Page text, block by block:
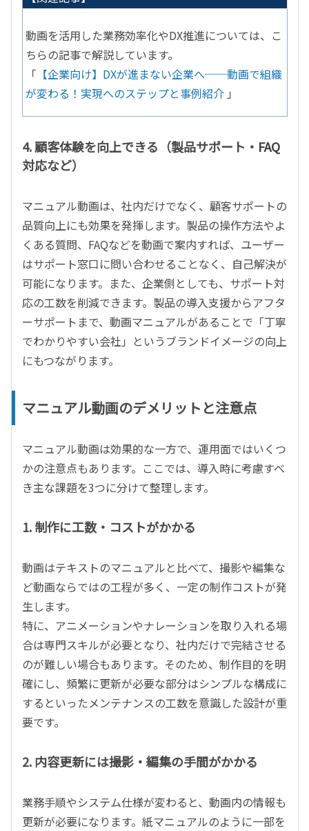
動画を活用した業務効率化やDX推進については、こ
ちらの記事で解説しています。
「 【企業向け】DXが進まない企業へ──動画で組織
が変わる！実現へのステップと事例紹介 」
4. 顧客体験を向上できる（製品サポート・ FAQ
対応など）
マニュアル動画は、社内だけでなく、顧客サポートの
品質向上にも効果を発揮します。製品の操作方法やよ
くある質問、 FAQなどを動画で案内すれば、ユーザー
はサポート窓口に問い合わせることなく、自己解決が
可能になります。また、企業側としても、サポート対
応の工数を削減できます。製品の導入支援からアフタ
ーサポートまで、動画マニュアルがあることで「丁寧
でわかりやすい会社」というブランドイメージの向上
にもつながります。
マニュアル動画のデメリットと注意点
マニュアル動画は効果的な一方で、運用面ではいくつ
かの注意点もあります。ここでは、導入時に考慮すべ
き主な課題を3つに分けて整理します。
1. 制作に工数・コストがかかる
動画はテキストのマニュアルと比べて、撮影や編集な
ど動画ならではの工程が多く、一定の制作コストが発
生します。
特に、アニメーションやナレーションを取り入れる場
合は専門スキルが必要となり、社内だけで完結させる
のが難しい場合もあります。そのため、制作目的を明
確にし、頻繁に更新が必要な部分はシンプルな構成に
するといったメンテナンスの工数を意識した設計が重
要です。
2. 内容更新には撮影・編集の手間がかかる
業務手順やシステム仕様が変わると、動画内の情報も
更新が必要になります。紙マニュアルのように一部を